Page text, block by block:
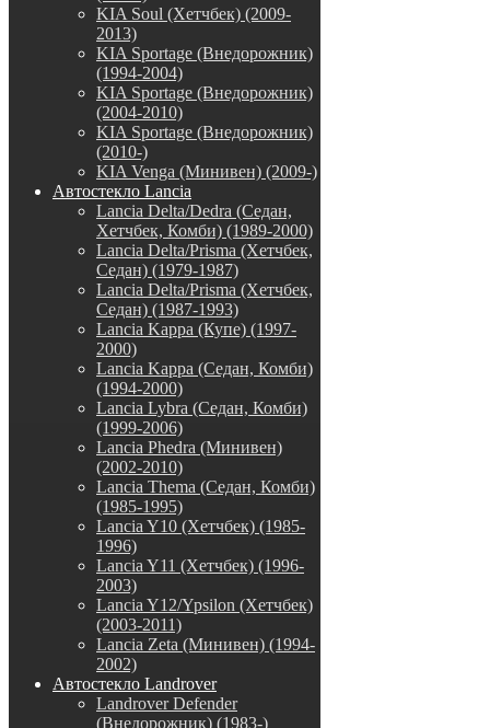
KIA Soul (Хетчбек) (2009-
2013)
KIA Sportage (Внедорожник)
(1994-2004)
KIA Sportage (Внедорожник)
(2004-2010)
KIA Sportage (Внедорожник)
(2010-)
KIA Venga (Минивен) (2009-)
Автостекло Lancia
Lancia Delta/Dedra (Седан,
Хетчбек, Комби) (1989-2000)
Lancia Delta/Prisma (Хетчбек,
Седан) (1979-1987)
Lancia Delta/Prisma (Хетчбек,
Седан) (1987-1993)
Lancia Kappa (Купе) (1997-
2000)
Lancia Kappa (Седан, Комби)
(1994-2000)
Lancia Lybra (Седан, Комби)
(1999-2006)
Lancia Phedra (Минивен)
(2002-2010)
Lancia Thema (Седан, Комби)
(1985-1995)
Lancia Y10 (Хетчбек) (1985-
1996)
Lancia Y11 (Хетчбек) (1996-
2003)
Lancia Y12/Ypsilon (Хетчбек)
(2003-2011)
Lancia Zeta (Минивен) (1994-
2002)
Автостекло Landrover
Landrover Defender
(Внедорожник) (1983-)